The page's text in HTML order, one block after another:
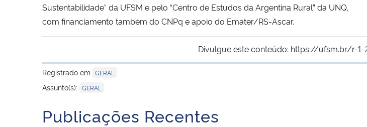
Sustentabilidade” da UFSM e pelo “Centro de Estudos da Argentina Rural” da UNQ,
com financiamento também do CNPq e apoio do Emater/RS-Ascar.
Divulgue este conteúdo: https://ufsm.br/r-1-
Registrado em GERAL
Assunto(s): GERAL
Publicações Recentes